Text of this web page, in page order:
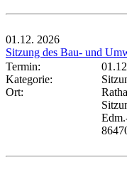
01.12. 2026
Sitzung des Bau- und
Termin:
Kategorie:
Ort: